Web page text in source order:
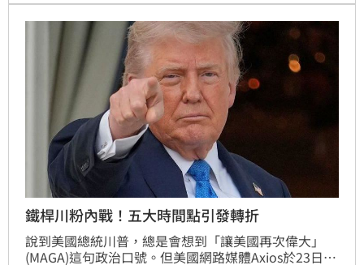
僅壓倒上海與北京，也反映了台灣近年在科技與高端服
務業帶動下的薪資結構轉變。
鐵桿川粉內戰！五大時間點引發轉折
說到美國總統川普，總是會想到「讓美國再次偉大」
(MAGA)這句政治口號。但美國網路媒體Axios於23日刊